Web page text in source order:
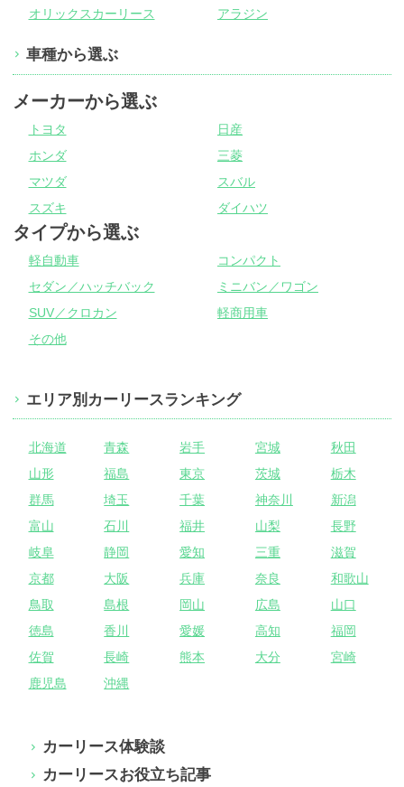
オリックスカーリース アラジン
車種から選ぶ
メーカーから選ぶ
トヨタ
日産
ホンダ
三菱
マツダ
スバル
スズキ
ダイハツ
タイプから選ぶ
軽自動車
コンパクト
セダン／ハッチバック
ミニバン／ワゴン
SUV／クロカン
軽商用車
その他
エリア別カーリースランキング
北海道 青森 岩手 宮城
秋田
山形
福島 東京 茨城
栃木
群馬
埼玉 千葉 神奈川
新潟
富山
石川 福井 山梨
長野
岐阜
静岡 愛知 三重
滋賀
京都
大阪 兵庫 奈良
和歌山
鳥取
島根 岡山 広島
山口
徳島
香川 愛媛 高知
福岡
佐賀
長崎 熊本 大分
宮崎
鹿児島
沖縄
カーリース体験談
カーリースお役立ち記事